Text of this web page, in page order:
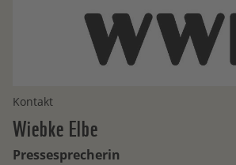
Kontakt
WiebkeElbe
Pressesprecherin